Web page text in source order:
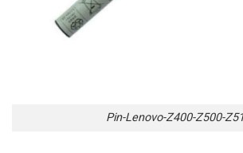
Pin-Lenovo-Z400-Z500-